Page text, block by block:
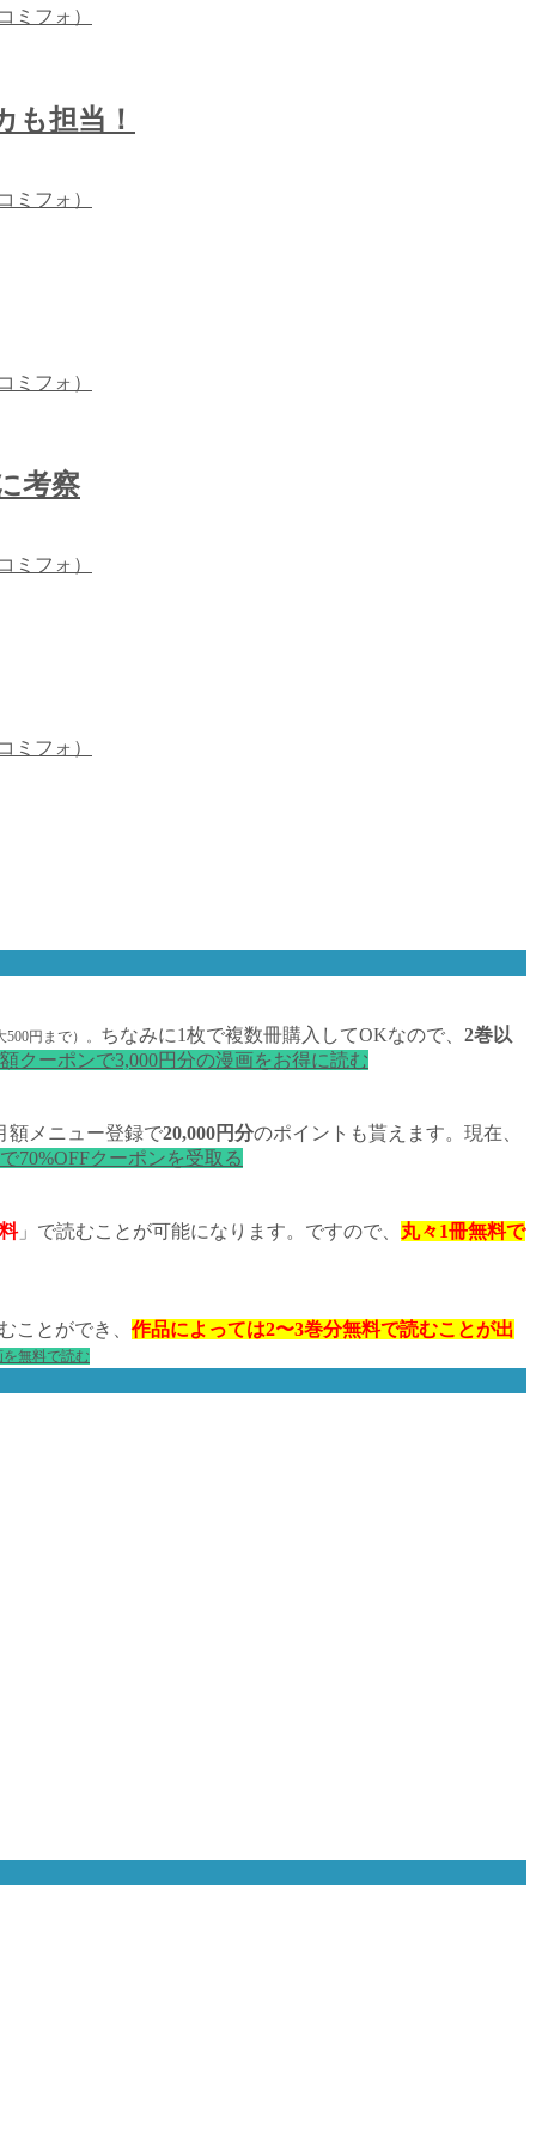
ミフォ）
も担当！
ミフォ）
ミフォ）
考察
ミフォ）
ミフォ）
500円まで）。 ちなみに1枚で複数冊購入してOKなので、 2巻以
クーポンで3,000円分の漫画をお得に読む
額メニュー登録で20,000円分のポイントも貰えます。現在、
70%OFFクーポンを受取る
」で読むことが可能になります。ですので、 丸々1冊無料で
ことができ、 作品によっては2〜3巻分無料で読むことが出
を無料で読む